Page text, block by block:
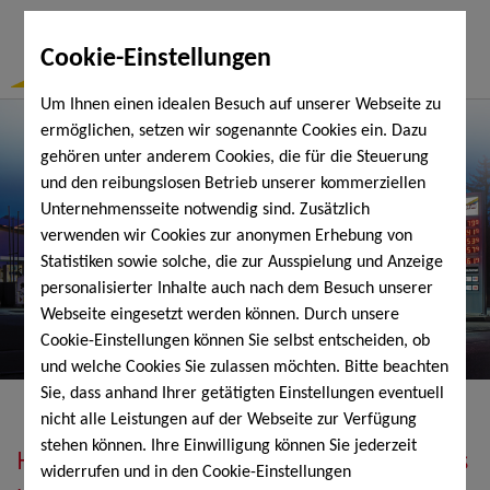
Cookie-Einstellungen
Um Ihnen einen idealen Besuch auf unserer Webseite zu
ermöglichen, setzen wir sogenannte Cookies ein. Dazu
gehören unter anderem Cookies, die für die Steuerung
und den reibungslosen Betrieb unserer kommerziellen
Unternehmensseite notwendig sind. Zusätzlich
verwenden wir Cookies zur anonymen Erhebung von
Statistiken sowie solche, die zur Ausspielung und Anzeige
personalisierter Inhalte auch nach dem Besuch unserer
Webseite eingesetzt werden können. Durch unsere
Cookie-Einstellungen können Sie selbst entscheiden, ob
und welche Cookies Sie zulassen möchten. Bitte beachten
Sie, dass anhand Ihrer getätigten Einstellungen eventuell
nicht alle Leistungen auf der Webseite zur Verfügung
stehen können. Ihre Einwilligung können Sie jederzeit
widerrufen und in den Cookie-Einstellungen
Heizöl, Diesel, Schmierstoffe, Holzpellets